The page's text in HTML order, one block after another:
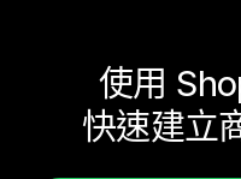
使用
快速建立